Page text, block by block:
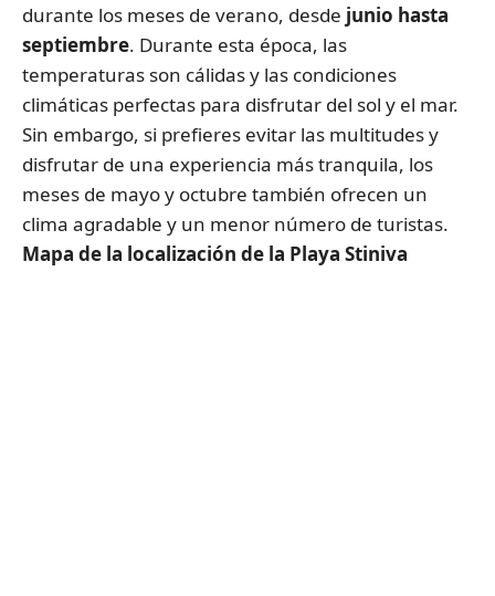
durante los meses de verano, desde junio hasta
septiembre. Durante esta época, las
temperaturas son cálidas y las condiciones
climáticas perfectas para disfrutar del sol y el mar.
Sin embargo, si prefieres evitar las multitudes y
disfrutar de una experiencia más tranquila, los
meses de mayo y octubre también ofrecen un
clima agradable y un menor número de turistas.
Mapa de la localización de la Playa Stiniva